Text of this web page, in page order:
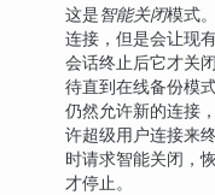
这是智能关闭模式
连接，但是会让现
会话终止后它才关
待直到在线备份模
仍然允许新的连接
许超级用户连接来
时请求智能关闭，
才停止。